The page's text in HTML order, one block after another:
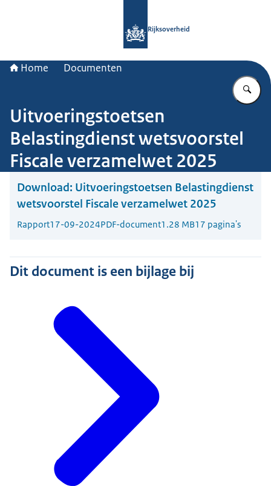
Rijksoverheid
Home Documenten
Uitvoeringstoetsen
Belastingdienst wetsvoorstel
Fiscale verzamelwet 2025
Download: Uitvoeringstoetsen Belastingdienst
wetsvoorstel Fiscale verzamelwet 2025
Rapport17-09-2024PDF-document1.28 MB17 pagina's
Dit document is een bijlage bij